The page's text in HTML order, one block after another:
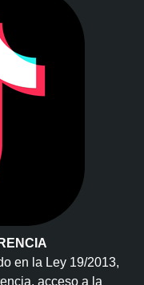
en la Ley 19/2013,
acceso a la